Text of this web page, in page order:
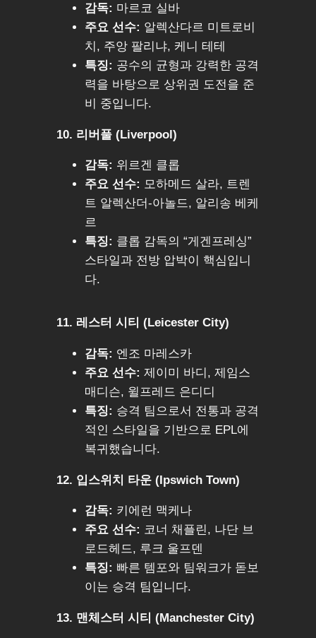
감독: 마르코 실바
주요 선수: 알렉산다르 미트로비
치, 주앙 팔리냐, 케니 테테
특징: 공수의 균형과 강력한 공격
력을 바탕으로 상위권 도전을 준
비 중입니다.
10. 리버풀 (Liverpool)
감독: 위르겐 클롭
주요 선수: 모하메드 살라, 트렌
트 알렉산더-아놀드, 알리송 베케
르
특징: 클롭 감독의 “게겐프레싱”
스타일과 전방 압박이 핵심입니
다.
11. 레스터 시티 (Leicester City)
감독: 엔조 마레스카
주요 선수: 제이미 바디, 제임스
매디슨, 윌프레드 은디디
특징: 승격 팀으로서 전통과 공격
적인 스타일을 기반으로 EPL에
복귀했습니다.
12. 입스위치 타운 (Ipswich Town)
감독: 키에런 맥케나
주요 선수: 코너 채플린, 나단 브
로드헤드, 루크 울프덴
특징: 빠른 템포와 팀워크가 돋보
이는 승격 팀입니다.
13. 맨체스터 시티 (Manchester City)